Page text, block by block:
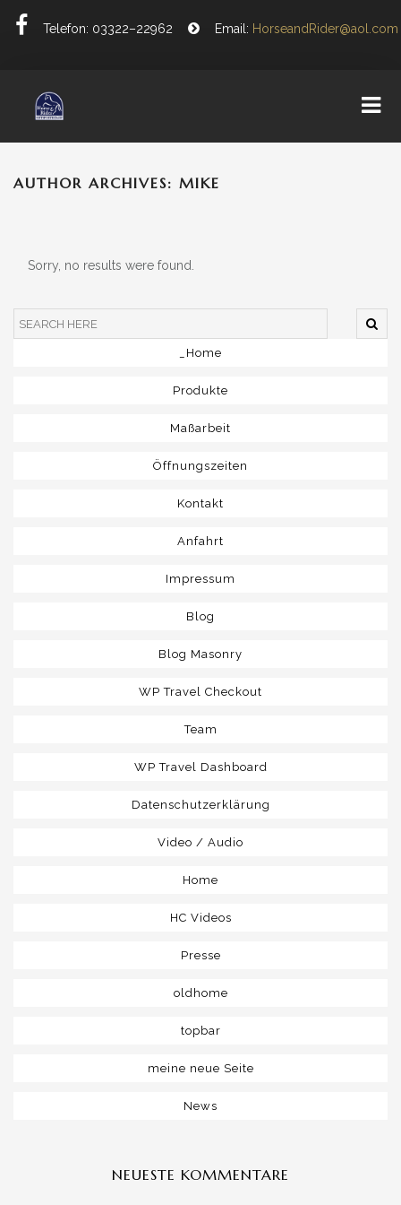
Telefon: 03322–22962 Email: HorseandRider@aol.com
PRODUKTE
ÖFFNUNGSZEITEN
AKTIONEN
AUTHOR ARCHIVES: MIKE
Sorry, no results were found.
_Home
Produkte
Maßarbeit
Öffnungszeiten
Kontakt
Anfahrt
Impressum
Blog
Blog Masonry
WP Travel Checkout
Team
WP Travel Dashboard
Datenschutzerklärung
Video / Audio
Home
HC Videos
Presse
oldhome
topbar
meine neue Seite
News
NEUESTE KOMMENTARE